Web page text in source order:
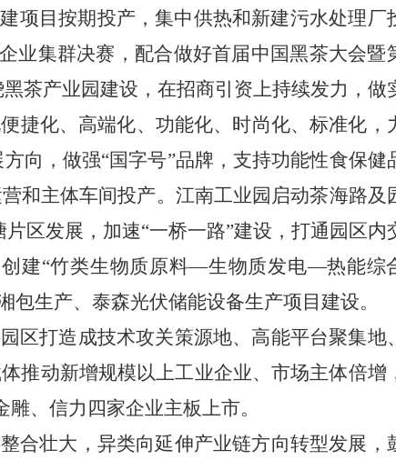
项目按期投产，集中供热和新建污水处理厂
业集群决赛，配合做好首届中国黑茶大会暨
茶产业园建设，在招商引资上持续发力，做
捷化、高端化、功能化、时尚化、标准化，
方向，做强“国字号”品牌，支持功能性食保健
和主体车间投产。江南工业园启动茶海路及
片区发展，加速“一桥一路”建设，打通园区内
建“竹类生物质原料—生物质发电—热能综
生产、泰森光伏储能设备生产项目建设。
区打造成技术攻关策源地、高能平台聚集地
推动新增规模以上工业企业、市场主体倍增
、信力四家企业主板上市。
合壮大，异类向延伸产业链方向转型发展，